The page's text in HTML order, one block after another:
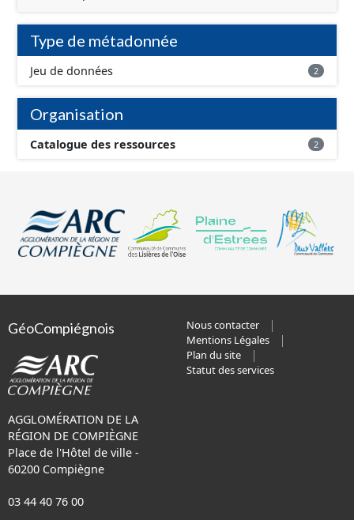
Type de métadonnée
Jeu de données 2
Organisation
Catalogue des ressources 2
GéoCompiégnois
AGGLOMÉRATION DE LA
RÉGION DE COMPIÈGNE
Place de l'Hôtel de ville -
60200 Compiègne
03 44 40 76 00
Nous contacter
Mentions Légales
Plan du site
Statut des services